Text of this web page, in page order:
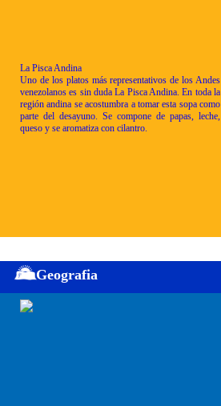
La Pisca Andina
Uno de los platos más representativos de los Andes
venezolanos es sin duda La Pisca Andina. En toda la
región andina se acostumbra a tomar esta sopa como
parte del desayuno. Se compone de papas, leche,
queso y se aromatiza con cilantro.
Geografia